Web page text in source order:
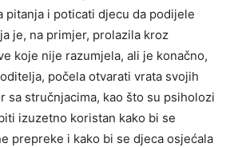
pitanja i poticati djecu da podijele
je, na primjer, prolazila kroz
koje nije razumjela, ali je konačno,
počela otvarati vrata svojih
sa stručnjacima, kao što su psiholozi
izuzetno koristan kako bi se
prepreke i kako bi se djeca osjećala